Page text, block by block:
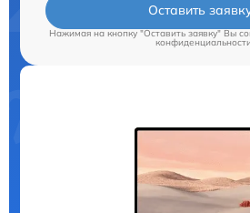
Оставить
Нажимая на кнопку "Оставить заявку" Вы
конфиденциальности